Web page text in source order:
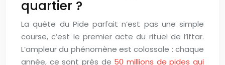
quartier ?
La quête du Pide parfait n’est pas une simple
course, c’est le premier acte du rituel de l’Iftar.
L’ampleur du phénomène est colossale : chaque
année, ce sont près de 50 millions de pides qui